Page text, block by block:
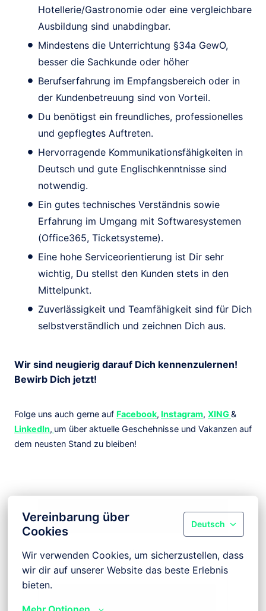
Vereinbarung über
Cookies
Deutsch
Wir verwenden Cookies, um sicherzustellen, dass
wir dir auf unserer Website das beste Erlebnis
bieten.
Hotellerie/Gastronomie oder eine vergleichbare
Ausbildung sind unabdingbar.
Mindestens die Unterrichtung §34a GewO,
besser die Sachkunde oder höher
Berufserfahrung im Empfangsbereich oder in
der Kundenbetreuung sind von Vorteil.
Du benötigst ein freundliches, professionelles
und gepflegtes Auftreten.
Hervorragende Kommunikationsfähigkeiten in
Deutsch und gute Englischkenntnisse sind
notwendig.
Ein gutes technisches Verständnis sowie
Erfahrung im Umgang mit Softwaresystemen
(Office365, Ticketsysteme).
Eine hohe Serviceorientierung ist Dir sehr
wichtig, Du stellst den Kunden stets in den
Mittelpunkt.
Zuverlässigkeit und Teamfähigkeit sind für Dich
selbstverständlich und zeichnen Dich aus.
Wir sind neugierig darauf Dich kennenzulernen!
Bewirb Dich jetzt!
Folge uns auch gerne auf Facebook, Instagram, XING&
LinkedIn, um über aktuelle Geschehnisse und Vakanzen auf
dem neusten Stand zu bleiben!
Bewerben
oder
Cookies aktualisieren